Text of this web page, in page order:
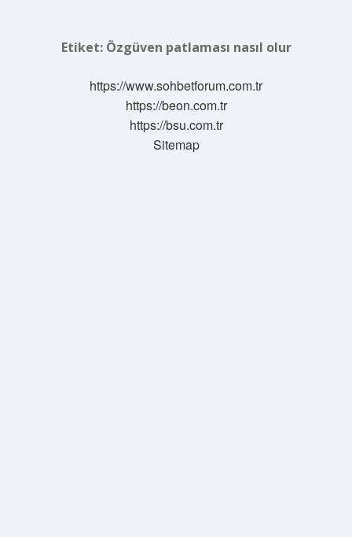
Etiket: Özgüven patlaması nasıl olur
https://www.sohbetforum.com.tr
https://beon.com.tr
https://bsu.com.tr
Sitemap